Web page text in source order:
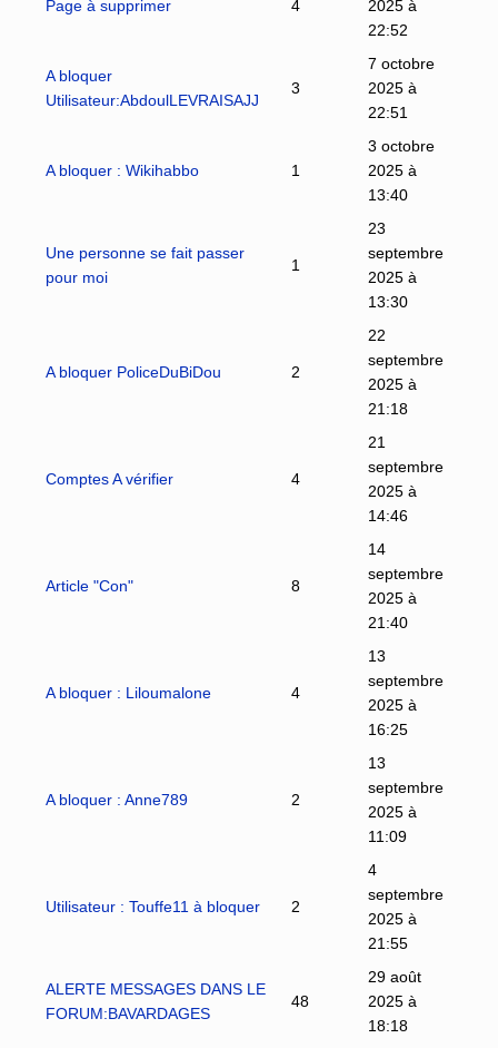
Page à supprimer 4
2025 à
22:52
A bloquer
Utilisateur:AbdoulLEVRAISAJJ
3
7 octobre
2025 à
22:51
A bloquer : Wikihabbo 1
3 octobre
2025 à
13:40
Une personne se fait passer
pour moi
1
23
septembre
2025 à
13:30
A bloquer PoliceDuBiDou 2
22
septembre
2025 à
21:18
Comptes A vérifier 4
21
septembre
2025 à
14:46
Article "Con" 8
14
septembre
2025 à
21:40
A bloquer : Liloumalone 4
13
septembre
2025 à
16:25
A bloquer : Anne789 2
13
septembre
2025 à
11:09
Utilisateur : Touffe11 à bloquer 2
4
septembre
2025 à
21:55
ALERTE MESSAGES DANS LE
FORUM:BAVARDAGES
48
29 août
2025 à
18:18